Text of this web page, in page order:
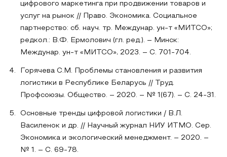
цифрового маркетинга при продвижении товаров и
услуг на рынок // Право. Экономика. Социальное
партнерство: сб. науч. тр. Междунар. ун-т «МИТСО»;
редкол.: В.Ф. Ермолович (гл. ред.). – Минск:
Междунар. ун-т «МИТСО», 2023. – С. 701-704.
Горячева С.М. Проблемы становления и развития
логистики в Республике Беларусь // Труд.
Профсоюзы. Общество. – 2020. – № 1(67). – С. 24-31.
Основные тренды цифровой логистики / В.Л.
Василенок и др. // Научный журнал НИУ ИТМО. Сер.
Экономика и экологический менеджмент. – 2020. –
№ 1. – С. 69-78.